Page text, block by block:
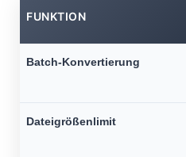
FUNKTION
Batch-Konvertierung
Dateigrößenlimit